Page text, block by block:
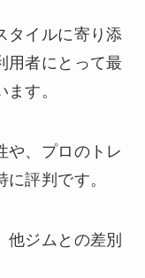
タイルに寄り添
用者にとって最
す。
や、プロのトレ
評判です。
他ジムとの差別